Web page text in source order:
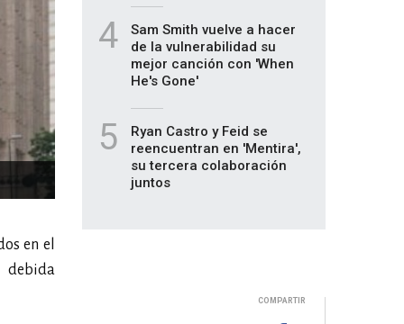
en el
debida
4
Sam Smith vuelve a hacer
de la vulnerabilidad su
mejor canción con 'When
He's Gone'
5
Ryan Castro y Feid se
reencuentran en 'Mentira',
su tercera colaboración
juntos
COMPARTIR